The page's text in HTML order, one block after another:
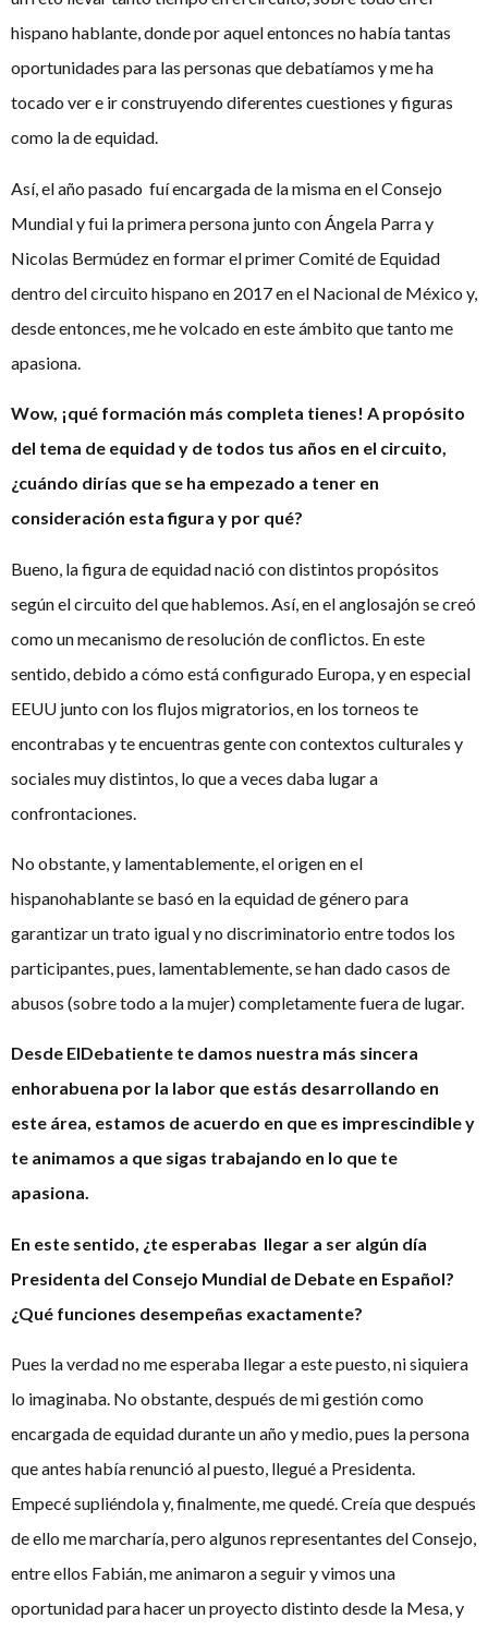
hispano hablante, donde por aquel entonces no había tantas
oportunidades para las personas que debatíamos y me ha
tocado ver e ir construyendo diferentes cuestiones y figuras
como la de equidad.
Así, el año pasado fuí encargada de la misma en el Consejo
Mundial y fui la primera persona junto con Ángela Parra y
Nicolas Bermúdez en formar el primer Comité de Equidad
dentro del circuito hispano en 2017 en el Nacional de México y,
desde entonces, me he volcado en este ámbito que tanto me
apasiona.
Wow, ¡qué formación más completa tienes! A propósito
del tema de equidad y de todos tus años en el circuito,
¿cuándo dirías que se ha empezado a tener en
consideración esta figura y por qué?
Bueno, la figura de equidad nació con distintos propósitos
según el circuito del que hablemos. Así, en el anglosajón se creó
como un mecanismo de resolución de conflictos. En este
sentido, debido a cómo está configurado Europa, y en especial
EEUU junto con los flujos migratorios, en los torneos te
encontrabas y te encuentras gente con contextos culturales y
sociales muy distintos, lo que a veces daba lugar a
confrontaciones.
No obstante, y lamentablemente, el origen en el
hispanohablante se basó en la equidad de género para
garantizar un trato igual y no discriminatorio entre todos los
participantes, pues, lamentablemente, se han dado casos de
abusos (sobre todo a la mujer) completamente fuera de lugar.
Desde ElDebatiente te damos nuestra más sincera
enhorabuena por la labor que estás desarrollando en
este área, estamos de acuerdo en que es imprescindible y
te animamos a que sigas trabajando en lo que te
apasiona.
En este sentido, ¿te esperabas llegar a ser algún día
Presidenta del Consejo Mundial de Debate en Español?
¿Qué funciones desempeñas exactamente?
Pues la verdad no me esperaba llegar a este puesto, ni siquiera
lo imaginaba. No obstante, después de mi gestión como
encargada de equidad durante un año y medio, pues la persona
que antes había renunció al puesto, llegué a Presidenta.
Empecé supliéndola y, finalmente, me quedé. Creía que después
de ello me marcharía, pero algunos representantes del Consejo,
entre ellos Fabián, me animaron a seguir y vimos una
oportunidad para hacer un proyecto distinto desde la Mesa, y